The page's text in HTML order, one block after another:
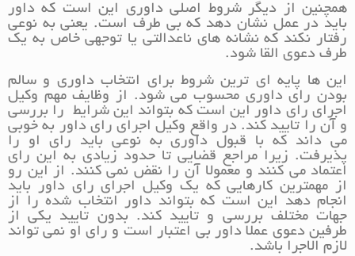
همچنین از دیگر شروط اصلی داوری این است که داور
باید در عمل نشان دهد که بی طرف است. یعنی به نوعی
رفتار نکند که نشانه های ناعدالتی یا توجهی خاص به یک
طرف دعوی القا شود.
این ها پایه ای ترین شروط برای انتخاب داوری و سالم
بودن رای داوری محسوب می شود. از وظایف مهم وکیل
اجرای رای داور این است که بتواند این شرایط را بررسی
و آن را تایید کند. در واقع وکیل اجرای رای داور به خوبی
می داند که با قبول داوری به نوعی باید رای او را
پذیرفت. زیرا مراجع قضایی تا حدود زیادی به این رای
اعتماد می کنند و معمولا آن را نقض نمی کنند. از این رو
از مهمترین کارهایی که یک وکیل اجرای رای داور باید
انجام دهد این است که بتواند داور انتخاب شده را از
جهات مختلف بررسی و تایید کند. بدون تایید یکی از
طرفین دعوی عملا داور بی اعتبار است و رای او نمی تواند
لازم الاجرا باشد.